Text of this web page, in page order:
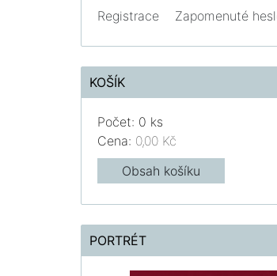
Registrace Zapomenuté
KOŠÍK
Počet: 0 ks
Cena: 0,00 Kč
Obsah košíku
PORTRÉT